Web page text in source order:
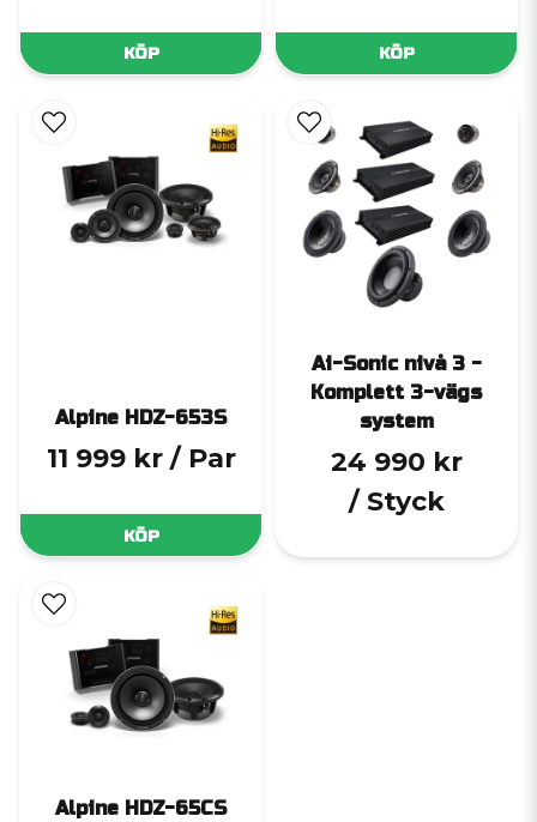
KÖP KÖP
Alpine HDZ-653S
11 999 kr / Par
KÖP
Ai-Sonic nivå 3 -
Komplett 3-vägs
system
24 990 kr
/ Styck
Alpine HDZ-65CS